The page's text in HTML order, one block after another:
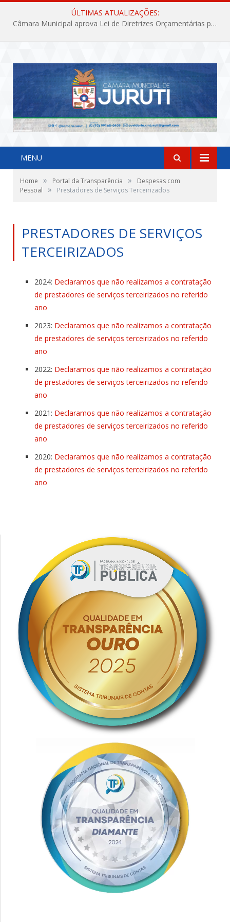
ÚLTIMAS ATUALIZAÇÕES:
Câmara Municipal aprova Lei de Diretrizes Orçamentárias para o exercício financeiro de 2027
MENU
Home » Portal da Transparência »
Despesas com
Pessoal
» Prestadores de Serviços Terceirizados
PRESTADORES DE SERVIÇOS
TERCEIRIZADOS
2024: Declaramos que não realizamos a contratação
de prestadores de serviços terceirizados no referido
ano
2023: Declaramos que não realizamos a contratação
de prestadores de serviços terceirizados no referido
ano
2022: Declaramos que não realizamos a contratação
de prestadores de serviços terceirizados no referido
ano
2021: Declaramos que não realizamos a contratação
de prestadores de serviços terceirizados no referido
ano
2020: Declaramos que não realizamos a contratação
de prestadores de serviços terceirizados no referido
ano